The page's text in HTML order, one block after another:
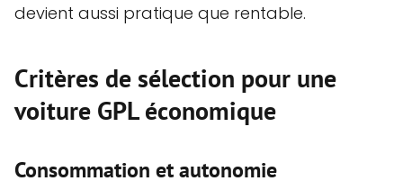
devient aussi pratique que rentable.
Critères de sélection pour une
voiture GPL économique
Consommation et autonomie